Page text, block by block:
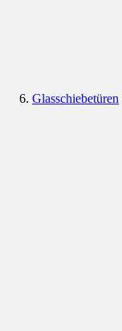
Glasschiebetüren